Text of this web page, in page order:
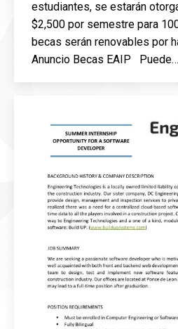
estudiantes, se estarán
$2,500 por semestre para
becas serán renovables por
Anuncio Becas EAIP Puede…